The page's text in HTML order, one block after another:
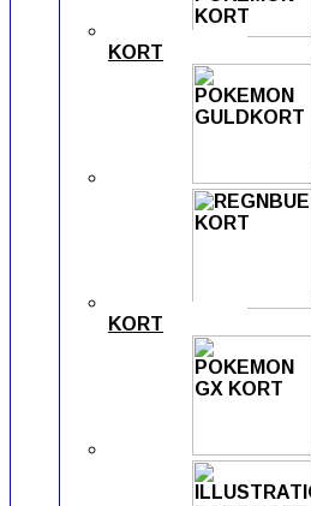
KORT
KORT